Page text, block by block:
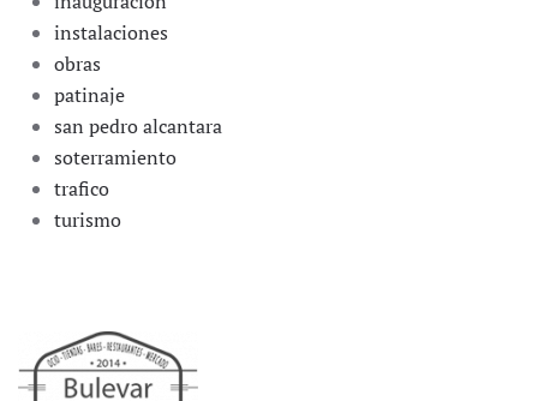
instalaciones
obras
patinaje
san pedro alcantara
soterramiento
trafico
turismo